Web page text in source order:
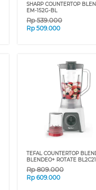
SHARP COUNTERTOP
EM-152G-BL
Rp539.000
Rp 509.000
TEFAL COUNTERTOP
BLENDEO+ ROTATE
Rp809.000
Rp 609.000